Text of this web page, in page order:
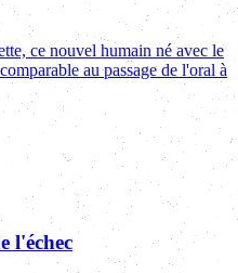
ce nouvel humain né avec le
au passage de l'oral à
l'échec